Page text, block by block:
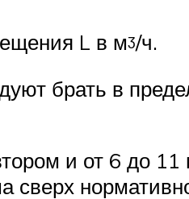
L в мᶾ/ч.
брать в
и от 6 до
сверх